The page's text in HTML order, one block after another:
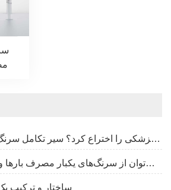
۱. چه کسی سرنگ پزشکی را اختراع کرد؟ سیر تکامل سرنگ چگونه بوده است؟
۲. آیا می‌توان از سرنگ‌های یکبار مصرف بارها و بارها استفاده کرد؟
۳. ساختار و